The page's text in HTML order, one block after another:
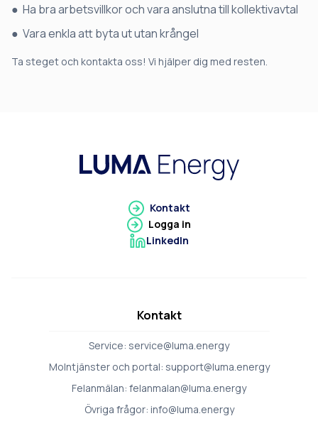
Ha bra arbetsvillkor och vara anslutna till kollektivavtal
Vara enkla att byta ut utan krångel
Ta steget och kontakta oss! Vi hjälper dig med resten.
Kontakt
Logga in
LinkedIn
Gå till LinkedIn
Kontakt
Service: service@luma.energy
Molntjänster och portal: support@luma.energy
Felanmälan: felanmalan@luma.energy
Övriga frågor: info@luma.energy